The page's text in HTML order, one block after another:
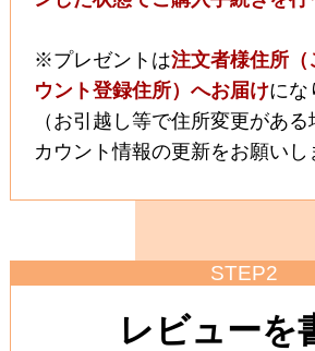
※プレゼントは注文者様住所（
ウント登録住所）へお届けにな
（お引越し等で住所変更があ
カウント情報の更新をお願いし
STEP2
レビューを